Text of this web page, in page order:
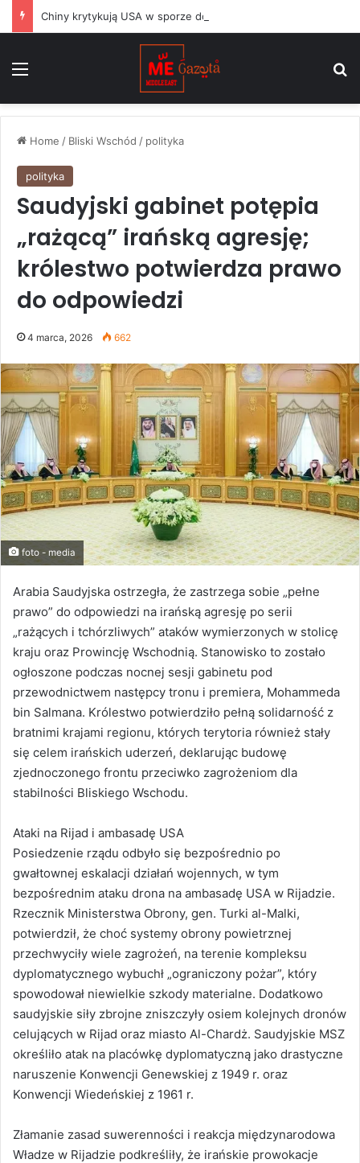
Home / Bliski Wschód / polityka
polityka
Saudyjski gabinet potępia
„rażącą” irańską agresję;
królestwo potwierdza prawo
do odpowiedzi
4 marca, 2026 662
foto - media
Arabia Saudyjska ostrzegła, że zastrzega sobie „pełne
prawo” do odpowiedzi na irańską agresję po serii
„rażących i tchórzliwych” ataków wymierzonych w stolicę
kraju oraz Prowincję Wschodnią. Stanowisko to zostało
ogłoszone podczas nocnej sesji gabinetu pod
przewodnictwem następcy tronu i premiera, Mohammeda
bin Salmana. Królestwo potwierdziło pełną solidarność z
bratnimi krajami regionu, których terytoria również stały
się celem irańskich uderzeń, deklarując budowę
zjednoczonego frontu przeciwko zagrożeniom dla
stabilności Bliskiego Wschodu.
Ataki na Rijad i ambasadę USA
Posiedzenie rządu odbyło się bezpośrednio po
gwałtownej eskalacji działań wojennych, w tym
bezpośrednim ataku drona na ambasadę USA w Rijadzie.
Rzecznik Ministerstwa Obrony, gen. Turki al-Malki,
potwierdził, że choć systemy obrony powietrznej
przechwyciły wiele zagrożeń, na terenie kompleksu
dyplomatycznego wybuchł „ograniczony pożar”, który
spowodował niewielkie szkody materialne. Dodatkowo
saudyjskie siły zbrojne zniszczyły osiem kolejnych dronów
celujących w Rijad oraz miasto Al-Chardż. Saudyjskie MSZ
określiło atak na placówkę dyplomatyczną jako drastyczne
naruszenie Konwencji Genewskiej z 1949 r. oraz
Konwencji Wiedeńskiej z 1961 r.
Złamanie zasad suwerenności i reakcja międzynarodowa
Władze w Rijadzie podkreśliły, że irańskie prowokacje